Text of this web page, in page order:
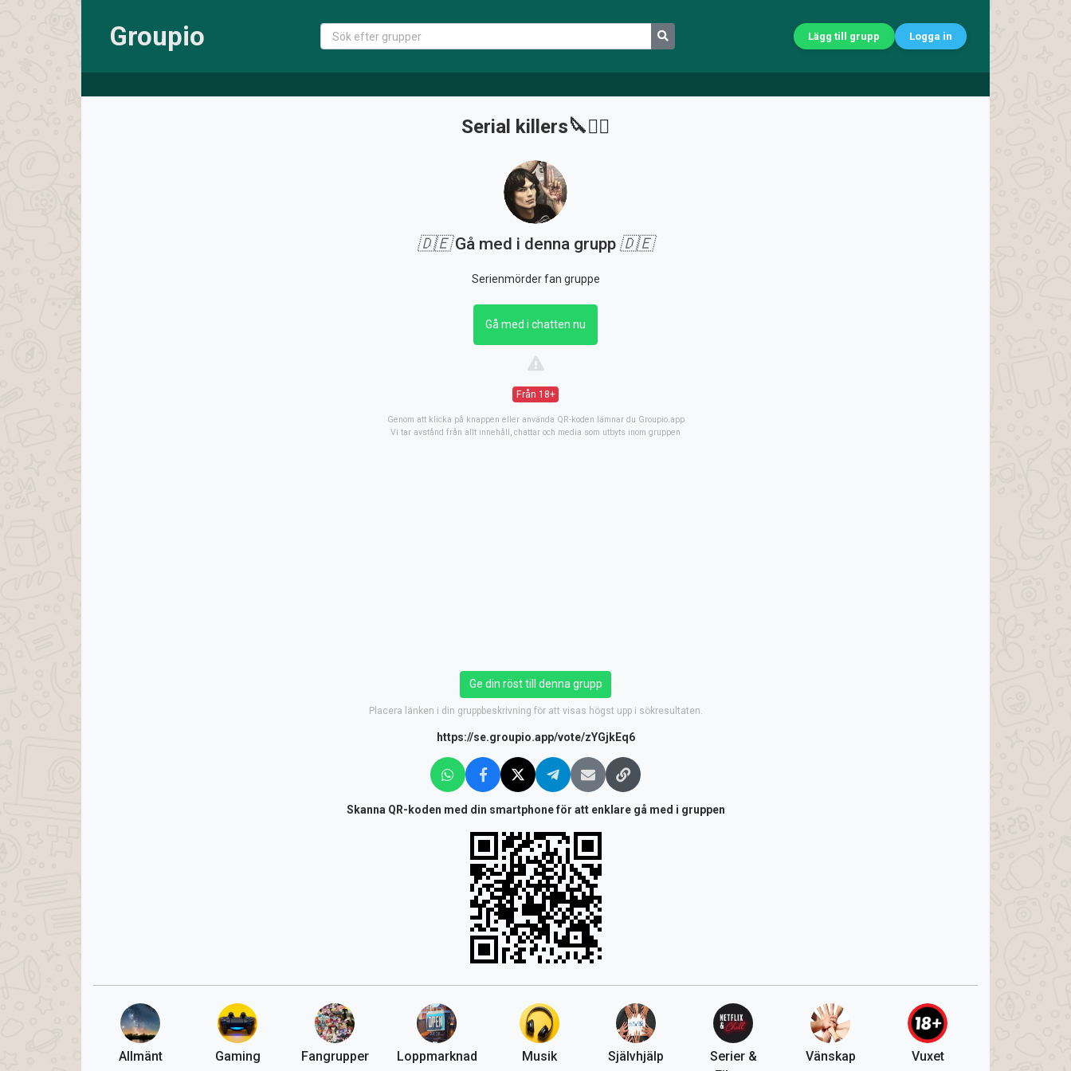
Groupio Lägg till grupp Logga in
Serial killers🔪❤️‍🔥
🇩🇪Gå med i denna grupp 🇩🇪
Serienmörder fan gruppe
Gå med i chatten nu
Från 18+
Genom att klicka på knappen eller använda QR-koden lämnar du Groupio.app
Vi tar avstånd från allt innehåll, chattar och media som utbyts inom gruppen
Ge din röst till denna grupp
Placera länken i din gruppbeskrivning för att visas högst upp i sökresultaten.
https://se.groupio.app/vote/zYGjkEq6
Skanna QR-koden med din smartphone för att enklare gå med i gruppen
Allmänt Gaming Fangrupper Loppmarknad Musik Självhjälp
Serier &
Vänskap Vuxet